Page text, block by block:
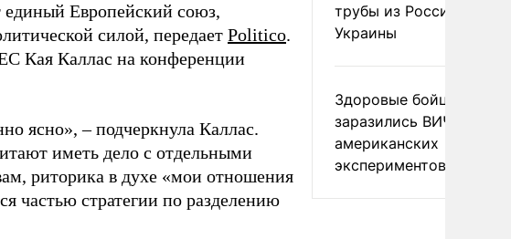
Европейский союз,
силой, передает Politico.
Кая Каллас на конференции
ясно», – подчеркнула Каллас.
иметь дело с отдельными
риторика в духе «мои отношения
частью стратегии по разделению
трубы из России и с
Украины
Здоровые бойцы ВСУ
заразились ВИЧ после
американских
экспериментов